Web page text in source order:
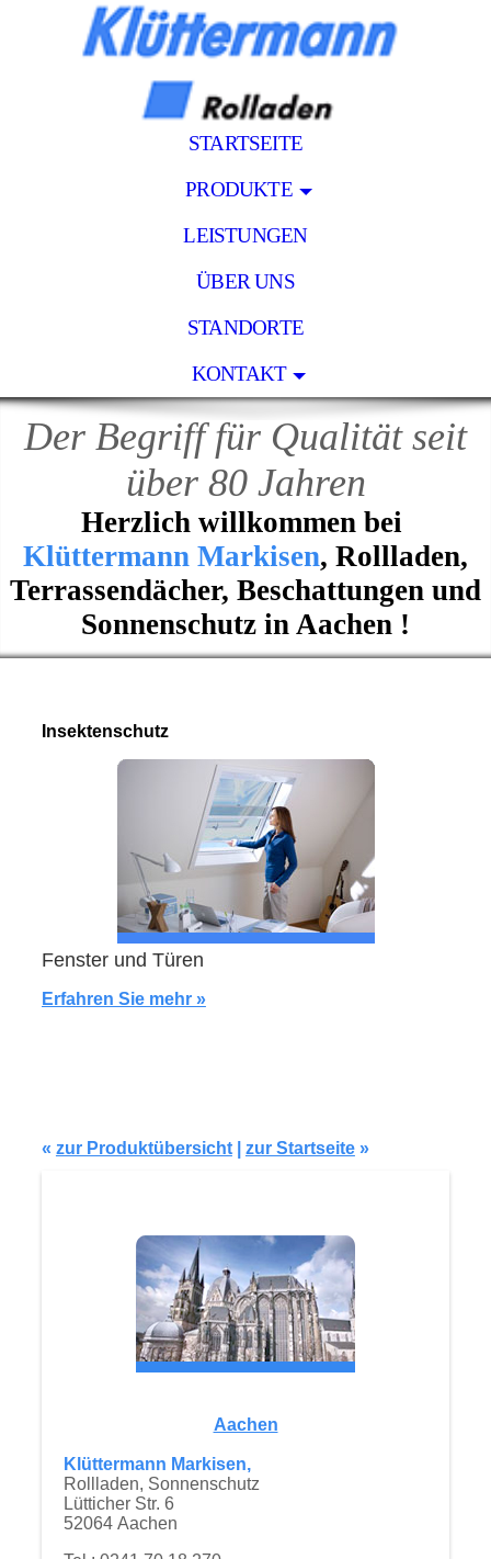
STARTSEITE
PRODUKTE
LEISTUNGEN
ÜBER UNS
STANDORTE
KONTAKT
Der Begriff für Qualität seit
über 80 Jahren
Herzlich willkommen bei
Klüttermann Markisen, Rollladen,
Terrassendächer, Beschattungen und
Sonnenschutz in Aachen !
Insektenschutz
Fenster und Türen
Erfahren Sie mehr »
« zur Produktübersicht| zur Startseite»
Aachen
Klüttermann Markisen,
Rollladen, Sonnenschutz
Lütticher Str. 6
52064 Aachen